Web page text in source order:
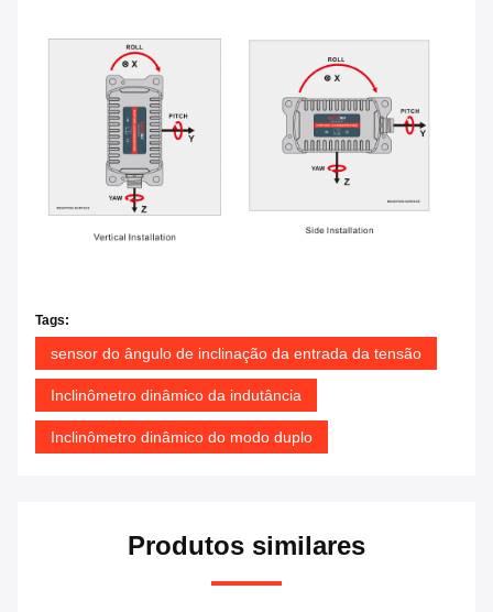
Tags:
sensor do ângulo de inclinação da entrada da tensão
Inclinômetro dinâmico da indutância
Inclinômetro dinâmico do modo duplo
Produtos similares